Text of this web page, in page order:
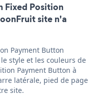
Position
site n'a
Payment Button
style et les couleurs de
Payment Button à
latérale, pied de page
site.